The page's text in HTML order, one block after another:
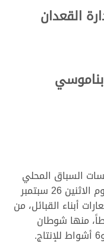
القعدان
السباق المحلي
الثاني بالشحانية، حيث أقيمت صباح اليوم الاثنين 26 سبتمبر
أبناء القبائل، من
مترات، وتضمنت 30 شوطاً، منها شوطان